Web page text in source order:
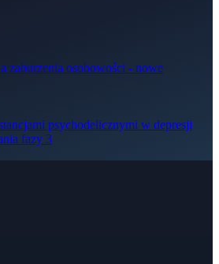
zaburzenia osobowości - nowe
psychodelicznymi w depresji
fazy 3